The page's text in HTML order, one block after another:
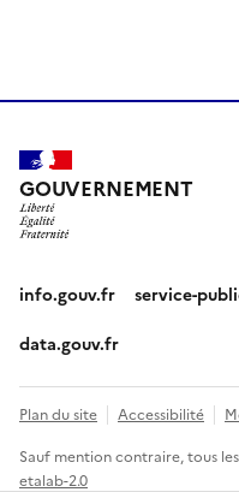
GOUVERNEMENT
info.gouv.fr service-
data.gouv.fr
Plan du site Accessibilité
Sauf mention contraire, tous
etalab-2.0